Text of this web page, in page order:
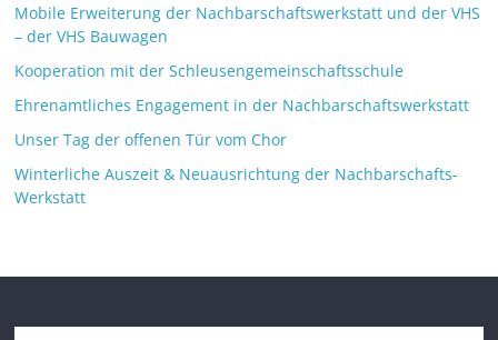
Mobile Erweiterung der Nachbarschaftswerkstatt und der VHS
– der VHS Bauwagen
Kooperation mit der Schleusengemeinschaftsschule
Ehrenamtliches Engagement in der Nachbarschaftswerkstatt
Unser Tag der offenen Tür vom Chor
Winterliche Auszeit & Neuausrichtung der Nachbarschafts-
Werkstatt